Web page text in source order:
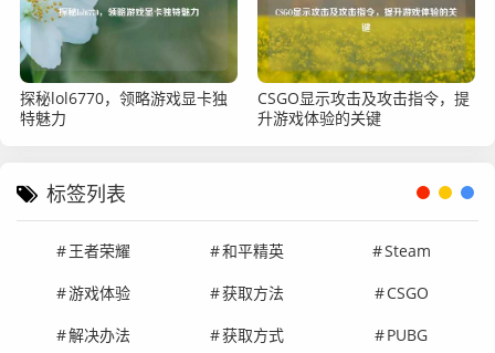
探秘lol6770，领略游戏显卡独
特魅力
CSGO显示攻击及攻击指令，提
升游戏体验的关键
标签列表
王者荣耀 和平精英
Steam
游戏体验
获取方法
CSGO
解决办法
获取方式 PUBG